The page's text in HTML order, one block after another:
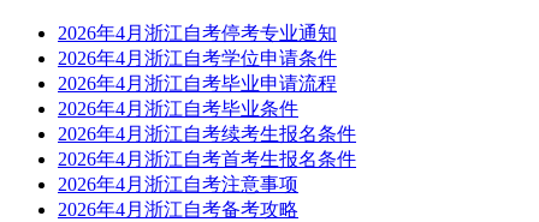
2026年4月浙江自考停考专业通知
2026年4月浙江自考学位申请条件
2026年4月浙江自考毕业申请流程
2026年4月浙江自考毕业条件
2026年4月浙江自考续考生报名条件
2026年4月浙江自考首考生报名条件
2026年4月浙江自考注意事项
2026年4月浙江自考备考攻略